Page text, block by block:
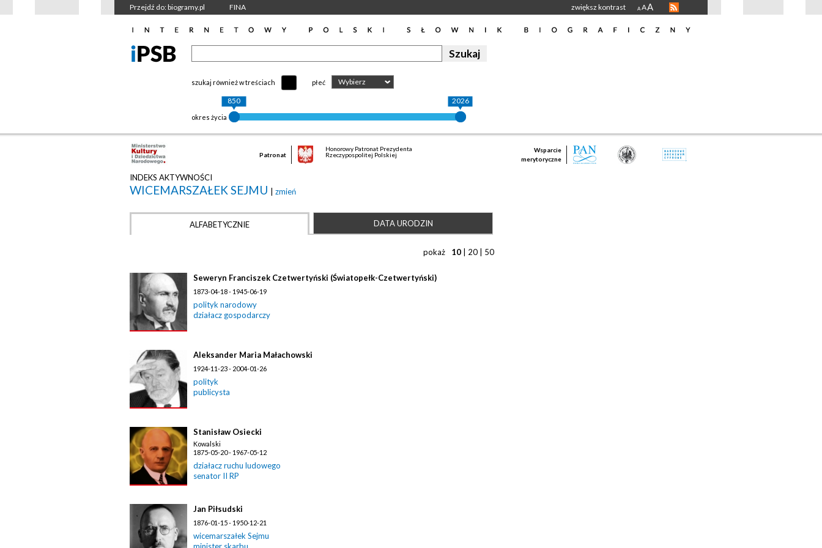
Przejdź do: biogramy.pl FINA zwiększ kontrast A AA
szukaj również w treściach płeć Wybierz
okres życia
850 2026
Patronat
Honorowy Patronat Prezydenta
Rzeczypospolitej Polskiej
Wsparcie
merytoryczne
INDEKS AKTYWNOŚCI
WICEMARSZAŁEK SEJMU zmień
ALFABETYCZNIE DATA URODZIN
pokaż 10 20 50
Seweryn Franciszek Czetwertyński (Światopełk-Czetwertyński)
1873-04-18 - 1945-06-19
polityk narodowy
działacz gospodarczy
Aleksander Maria Małachowski
1924-11-23 - 2004-01-26
polityk
publicysta
Stanisław Osiecki
Kowalski
1875-05-20 - 1967-05-12
działacz ruchu ludowego
senator II RP
Jan Piłsudski
1876-01-15 - 1950-12-21
wicemarszałek Sejmu